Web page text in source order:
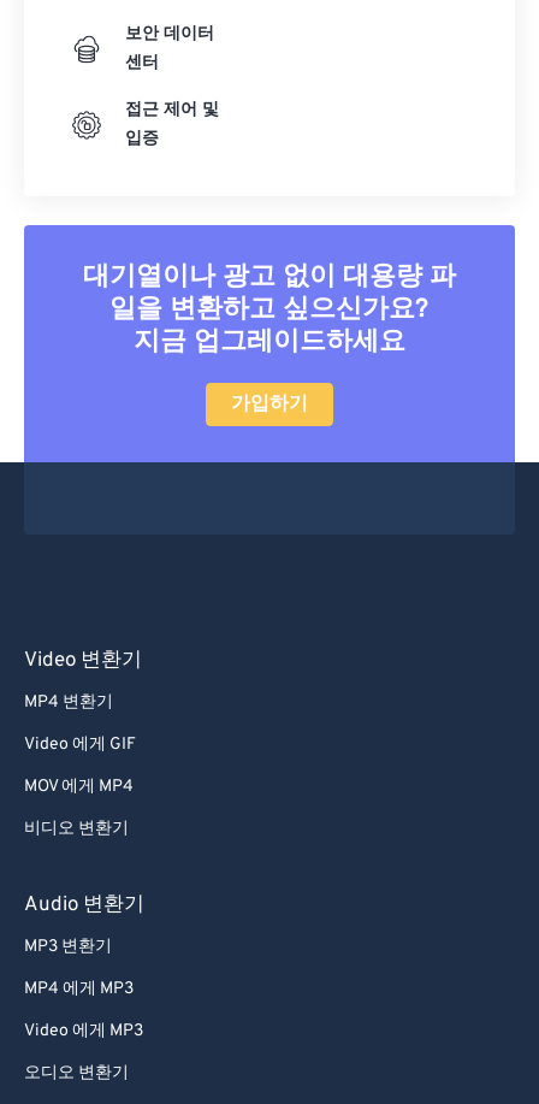
보안 데이터
센터
접근 제어 및
입증
대기열이나 광고 없이 대용량 파
일을 변환하고 싶으신가요?
지금 업그레이드하세요
가입하기
Video 변환기
MP4 변환기
Video 에게 GIF
MOV 에게 MP4
비디오 변환기
Audio 변환기
MP3 변환기
MP4 에게 MP3
Video 에게 MP3
오디오 변환기